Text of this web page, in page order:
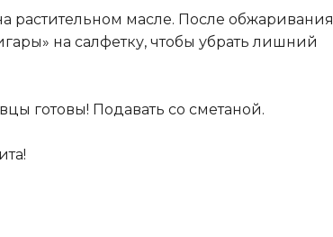
растительном масле. После обжаривания
на салфетку, чтобы убрать лишний
готовы! Подавать со сметаной.